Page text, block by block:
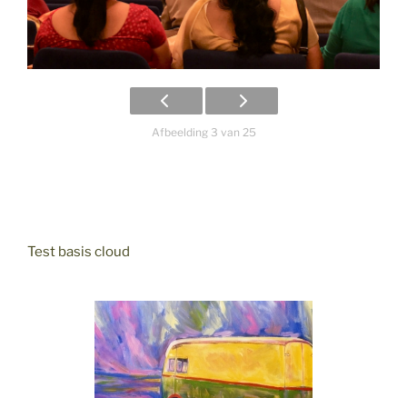
Afbeelding 3 van 25
Test basis cloud